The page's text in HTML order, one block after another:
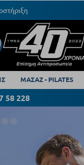
ΜΑΣΑΖ - PILATES
58 228